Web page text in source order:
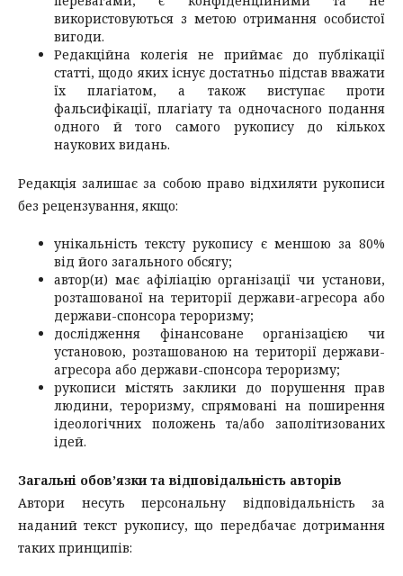
використовуються з метою отримання особистої
вигоди.
Редакційна колегія не приймає до публікації
статті, щодо яких існує достатньо підстав вважати
їх плагіатом, а також виступає проти
фальсифікації, плагіату та одночасного подання
одного й того самого рукопису до кількох
наукових видань.
Редакція залишає за собою право відхиляти рукописи
без рецензування, якщо:
унікальність тексту рукопису є меншою за 80%
від його загального обсягу;
автор(и) має афіліацію організації чи установи,
розташованої на території держави-агресора або
держави-спонсора тероризму;
дослідження фінансоване організацією чи
установою, розташованою на території держави-
агресора або держави-спонсора тероризму;
рукописи містять заклики до порушення прав
людини, тероризму, спрямовані на поширення
ідеологічних положень та/або заполітизованих
ідей.
Загальні обов’язки та відповідальність авторів
Автори несуть персональну відповідальність за
наданий текст рукопису, що передбачає дотримання
таких принципів: